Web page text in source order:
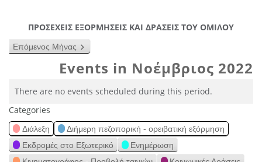
ΠΡΟΣΕΧΕΙΣ ΕΞΟΡΜΗΣΕΙΣ ΚΑΙ ΔΡΑΣΕΙΣ ΤΟΥ ΟΜΙΛΟΥ
Επόμενος Μήνας
Events in Νοέμβριος 2022
There are no events scheduled during this period.
Categories
Διάλεξη
Διήμερη πεζοπορική - ορειβατική εξόρμηση
Εκδρομές στο Εξωτερικό
Ενημέρωση